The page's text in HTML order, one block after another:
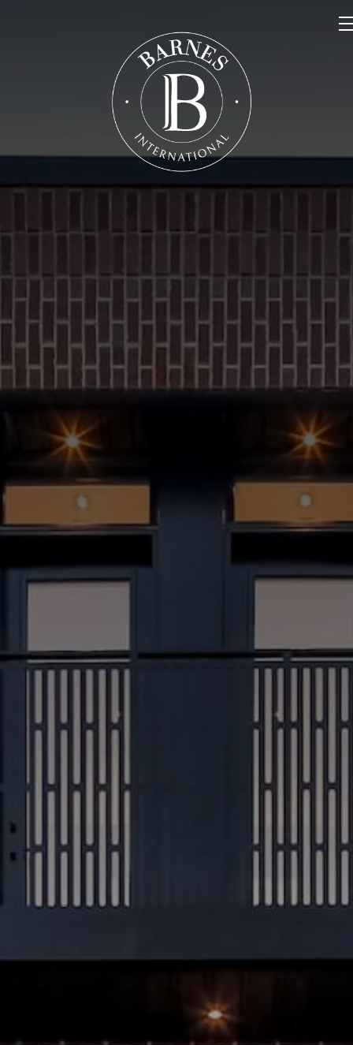
NOTRE FAMILLE
CONTACT